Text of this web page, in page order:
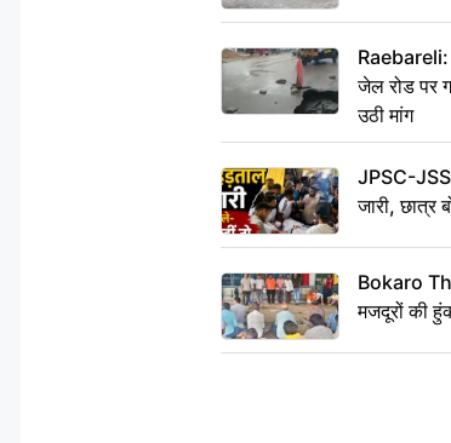
जेल रोड पर
उठी मांग
JPSC-
जारी, छात्र
Bokaro
मजदूरों की